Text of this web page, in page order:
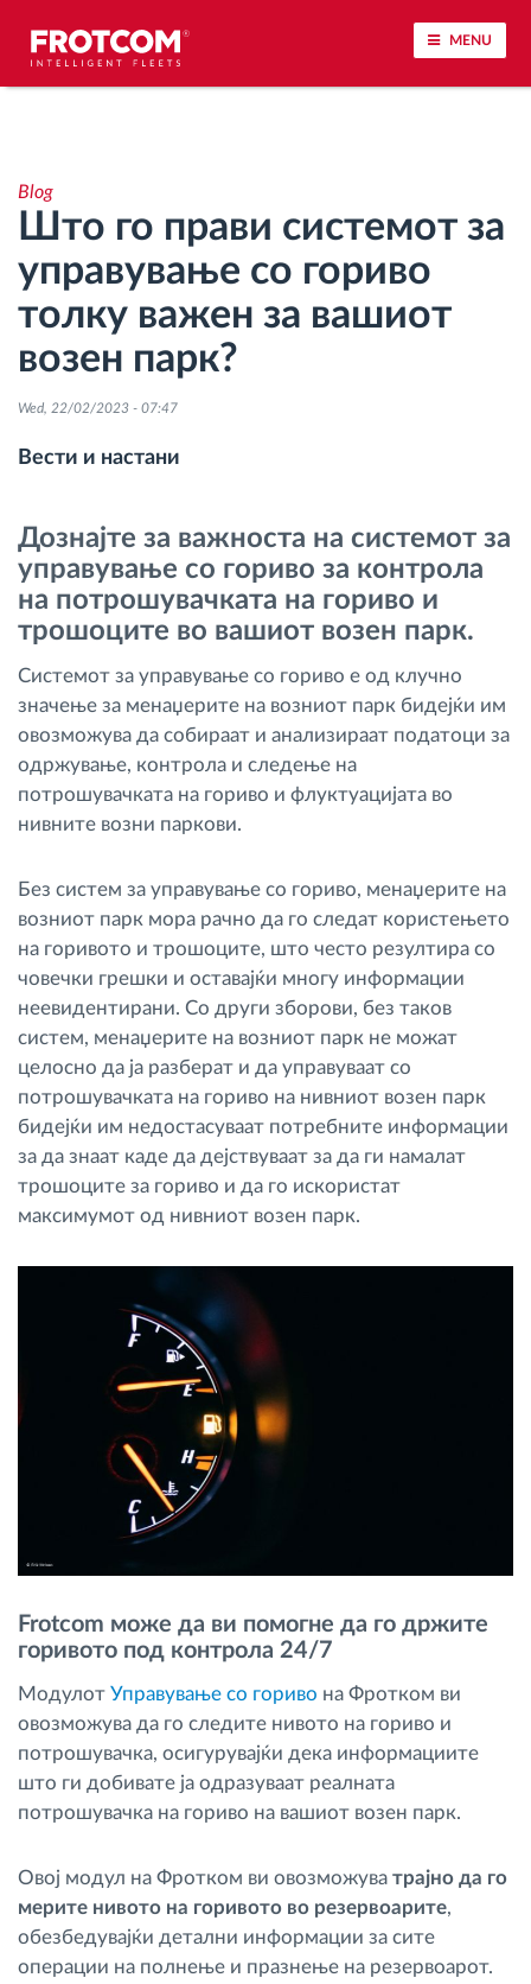
MENU
Анализа на возачкото однесување
Следење на времетраењето на возењето
Управување со работната сила
Управување со горивото
Планирање и следење на рутите
Автоматска идентификација на возачите
Калкулатор за заштеди
Blog
Што го прави системот за
управување со гориво
толку важен за вашиот
возен парк?
Wed, 22/02/2023 - 07:47
Вести и настани
Дознајте за важноста на системот за
управување со гориво за контрола
на потрошувачката на гориво и
трошоците во вашиот возен парк.
Системот за управување со гориво е од клучно
значење за менаџерите на возниот парк бидејќи им
овозможува да собираат и анализираат податоци за
одржување, контрола и следење на
потрошувачката на гориво и флуктуацијата во
нивните возни паркови.
Без систем за управување со гориво, менаџерите на
возниот парк мора рачно да го следат користењето
на горивото и трошоците, што често резултира со
човечки грешки и оставајќи многу информации
неевидентирани. Со други зборови, без таков
систем, менаџерите на возниот парк не можат
целосно да ја разберат и да управуваат со
потрошувачката на гориво на нивниот возен парк
бидејќи им недостасуваат потребните информации
за да знаат каде да дејствуваат за да ги намалат
трошоците за гориво и да го искористат
максимумот од нивниот возен парк.
Frotcom може да ви помогне да го држите
горивото под контрола 24/7
Модулот Управување со гориво на Фротком ви
овозможува да го следите нивото на гориво и
потрошувачка, осигурувајќи дека информациите
што ги добивате ја одразуваат реалната
потрошувачка на гориво на вашиот возен парк.
Овој модул на Фротком ви овозможува трајно да го
мерите нивото на горивото во резервоарите,
обезбедувајќи детални информации за сите
операции на полнење и празнење на резервоарот.